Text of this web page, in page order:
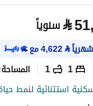
⃁سنوياً
⃁
4,622مع
1
1 المساحة